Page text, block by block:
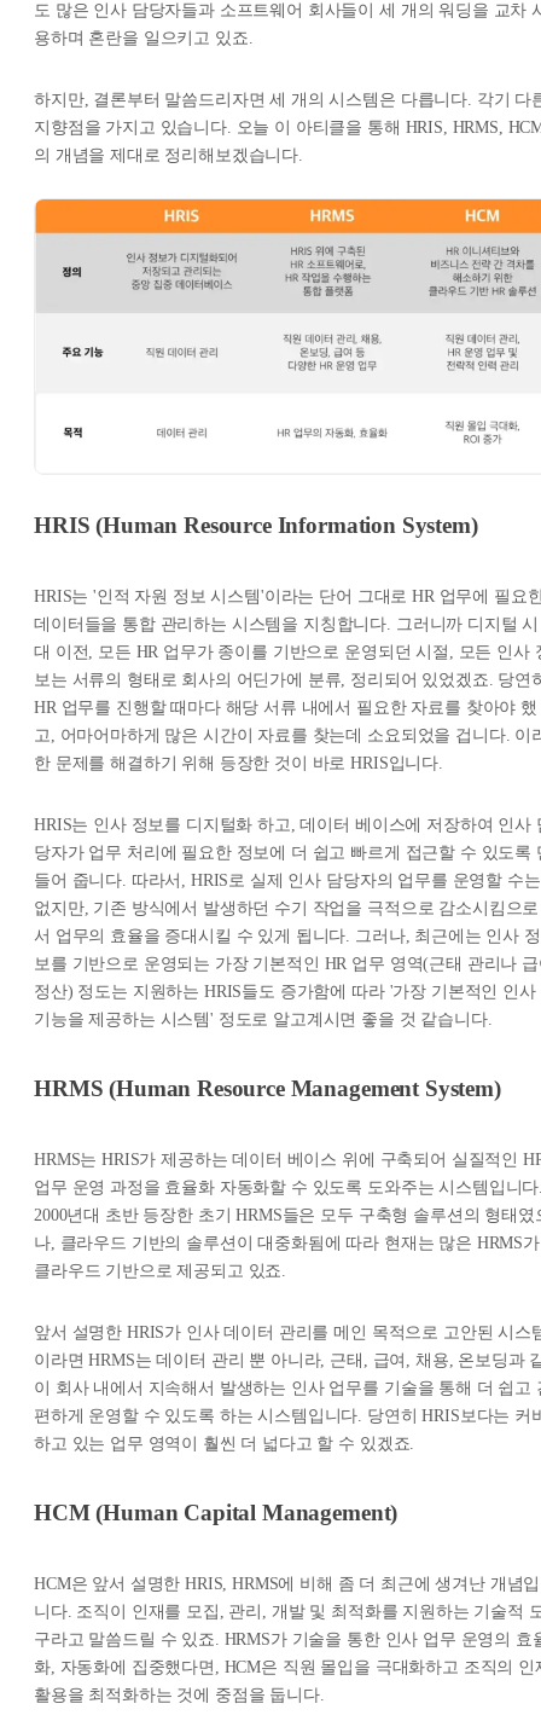
도 많은 인사 담당자들과 소프트웨어 회사들이 세 개의 워딩을 교차
용하며 혼란을 일으키고 있죠.
하지만, 결론부터 말씀드리자면 세 개의 시스템은 다릅니다. 각기 다
지향점을 가지고 있습니다. 오늘 이 아티클을 통해 HRIS, HRMS,
의 개념을 제대로 정리해보겠습니다.
HRIS (Human Resource Information System)
HRIS는 '인적 자원 정보 시스템'이라는 단어 그대로 HR 업무에 필요
데이터들을 통합 관리하는 시스템을 지칭합니다. 그러니까 디지털 시
대 이전, 모든 HR 업무가 종이를 기반으로 운영되던 시절, 모든 인사
보는 서류의 형태로 회사의 어딘가에 분류, 정리되어 있었겠죠. 당연
HR 업무를 진행할 때마다 해당 서류 내에서 필요한 자료를 찾아야 했
고, 어마어마하게 많은 시간이 자료를 찾는데 소요되었을 겁니다. 이
한 문제를 해결하기 위해 등장한 것이 바로 HRIS입니다.
HRIS는 인사 정보를 디지털화 하고, 데이터 베이스에 저장하여 인사
당자가 업무 처리에 필요한 정보에 더 쉽고 빠르게 접근할 수 있도록
들어 줍니다. 따라서, HRIS로 실제 인사 담당자의 업무를 운영할 수는
없지만, 기존 방식에서 발생하던 수기 작업을 극적으로 감소시킴으로
서 업무의 효율을 증대시킬 수 있게 됩니다. 그러나, 최근에는 인사 정
보를 기반으로 운영되는 가장 기본적인 HR 업무 영역(근태 관리나
정산) 정도는 지원하는 HRIS들도 증가함에 따라 '가장 기본적인 인사
기능을 제공하는 시스템' 정도로 알고계시면 좋을 것 같습니다.
HRMS (Human Resource Management System)
HRMS는 HRIS가 제공하는 데이터 베이스 위에 구축되어 실질적인
업무 운영 과정을 효율화 자동화할 수 있도록 도와주는 시스템입니
2000년대 초반 등장한 초기 HRMS들은 모두 구축형 솔루션의 형태였
나, 클라우드 기반의 솔루션이 대중화됨에 따라 현재는 많은 HRMS가
클라우드 기반으로 제공되고 있죠.
앞서 설명한 HRIS가 인사 데이터 관리를 메인 목적으로 고안된 시스
이라면 HRMS는 데이터 관리 뿐 아니라, 근태, 급여, 채용, 온보딩과
이 회사 내에서 지속해서 발생하는 인사 업무를 기술을 통해 더 쉽고
편하게 운영할 수 있도록 하는 시스템입니다. 당연히 HRIS보다는 커
하고 있는 업무 영역이 훨씬 더 넓다고 할 수 있겠죠.
HCM (Human Capital Management)
HCM은 앞서 설명한 HRIS, HRMS에 비해 좀 더 최근에 생겨난 개념입
니다. 조직이 인재를 모집, 관리, 개발 및 최적화를 지원하는 기술적
구라고 말씀드릴 수 있죠. HRMS가 기술을 통한 인사 업무 운영의 효
화, 자동화에 집중했다면, HCM은 직원 몰입을 극대화하고 조직의 인
활용을 최적화하는 것에 중점을 둡니다.